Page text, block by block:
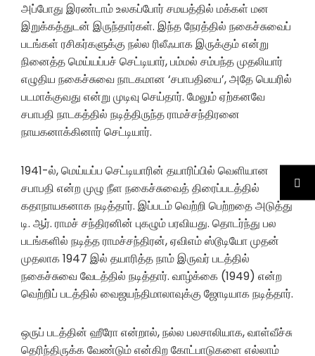
அப்போது இரண்டாம் உலகப்போர் சமயத்தில் மக்கள் மன
இறுக்கத்துடன் இருந்தார்கள். இந்த நேரத்தில் நகைச்சுவைப்
படங்கள் ரசிகர்களுக்கு நல்ல ரிலீஃபாக இருக்கும் என்று
நினைத்த மெய்யப்பச் செட்டியார், பம்மல் சம்பந்த முதலியார்
எழுதிய நகைச்சுவை நாடகமான ‘சபாபதியை’, அதே பெயரில்
படமாக்குவது என்று முடிவு செய்தார். மேலும் ஏற்கனவே
சபாபதி நாடகத்தில் நடித்திருந்த ராமச்சந்திரனை
நாயகனாக்கினார் செட்டியார்.
1941-ல், மெய்யப்ப செட்டியாரின் தயாரிப்பில் வெளியான
சபாபதி என்ற முழு நீள நகைச்சுவைத் திரைப்படத்தில்
கதாநாயகனாக நடித்தார். இப்படம் வெற்றி பெற்றதை அடுத்து
டி. ஆர். ராமச் சந்திரனின் புகழும் பரவியது. தொடர்ந்து பல
படங்களில் நடித்த ராமச்சந்திரன், ஏவிஎம் ஸ்டூடியோ முதன்
முதலாக 1947 இல் தயாரித்த நாம் இருவர் படத்தில்
நகைச்சுவை வேடத்தில் நடித்தார். வாழ்க்கை (1949) என்ற
வெற்றிப் படத்தில் வைஜயந்திமாலாவுக்கு ஜோடியாக நடித்தார்.
ஒருப் படத்தின் ஹீரோ என்றால், நல்ல பலசாலியாக, வாள்வீச்சு
தெரிந்திருக்க வேண்டும் என்கிற கோட்பாடுகளை எல்லாம்